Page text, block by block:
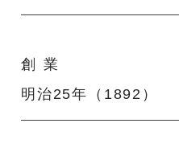
創 業
明治25年（1892）